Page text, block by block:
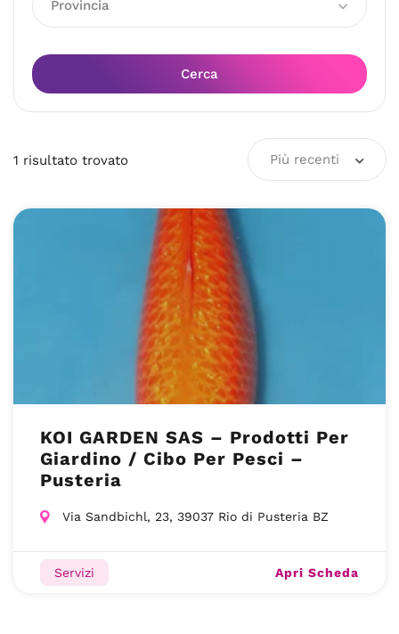
Provincia
Cerca
1 risultato trovato Più recenti
KOI GARDEN SAS – Prodotti Per
Giardino / Cibo Per Pesci –
Pusteria
Via Sandbichl, 23, 39037 Rio di Pusteria BZ
Servizi Apri Scheda